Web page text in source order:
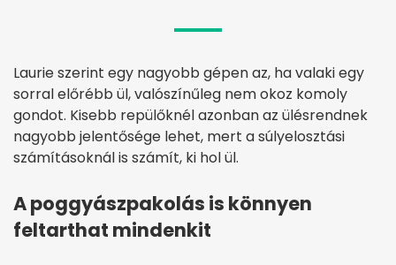
Laurie szerint egy nagyobb gépen az, ha valaki egy
sorral előrébb ül, valószínűleg nem okoz komoly
gondot. Kisebb repülőknél azonban az ülésrendnek
nagyobb jelentősége lehet, mert a súlyelosztási
számításoknál is számít, ki hol ül.
A poggyászpakolás is könnyen
feltarthat mindenkit